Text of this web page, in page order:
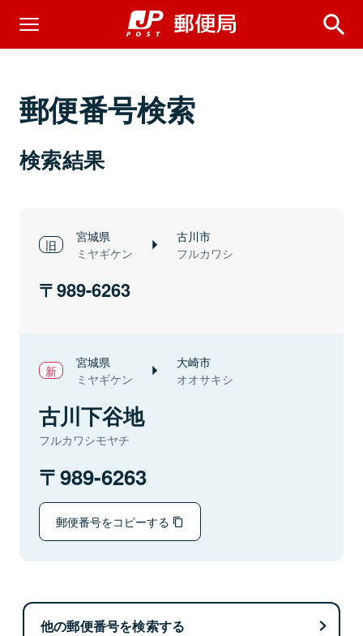
郵便番号検索
検索結果
宮城県
ミヤギケン
古川市
フルカワシ
989-6263
宮城県
ミヤギケン
大崎市
オオサキシ
古川下谷地
フルカワシモヤチ
989-6263
郵便番号をコピーする
他の郵便番号を検索する